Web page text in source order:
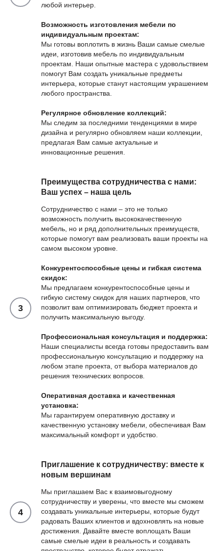
любой интерьер.
Возможность изготовления мебели по
индивидуальным проектам:
Мы готовы воплотить в жизнь Ваши самые смелые
идеи, изготовив мебель по индивидуальным
проектам. Наши опытные мастера с удовольствием
помогут Вам создать уникальные предметы
интерьера, которые станут настоящим украшением
любого пространства.
Регулярное обновление коллекций:
Мы следим за последними тенденциями в мире
дизайна и регулярно обновляем наши коллекции,
предлагая Вам самые актуальные и
инновационные решения.
Преимущества сотрудничества с нами:
Ваш успех – наша цель
Сотрудничество с нами – это не только
возможность получить высококачественную
мебель, но и ряд дополнительных преимуществ,
которые помогут вам реализовать ваши проекты на
самом высоком уровне.
Конкурентоспособные цены и гибкая система
скидок:
Мы предлагаем конкурентоспособные цены и
гибкую систему скидок для наших партнеров, что
позволит вам оптимизировать бюджет проекта и
получить максимальную выгоду.
Профессиональная консультация и поддержка:
Наши специалисты всегда готовы предоставить вам
профессиональную консультацию и поддержку на
любом этапе проекта, от выбора материалов до
решения технических вопросов.
Оперативная доставка и качественная
установка:
Мы гарантируем оперативную доставку и
качественную установку мебели, обеспечивая Вам
максимальный комфорт и удобство.
Приглашение к сотрудничеству: вместе к
новым вершинам
Мы приглашаем Вас к взаимовыгодному
сотрудничеству и уверены, что вместе мы сможем
создавать уникальные интерьеры, которые будут
радовать Ваших клиентов и вдохновлять на новые
достижения. Давайте вместе воплощать Ваши
самые смелые идеи в реальность и создавать